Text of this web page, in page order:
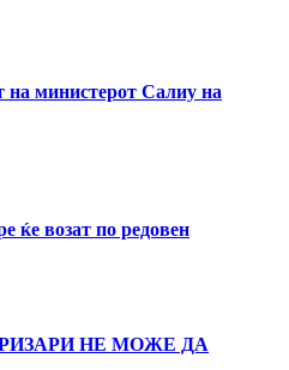
на министерот Салиу на
ќе возат по редовен
НЕ МОЖЕ ДА